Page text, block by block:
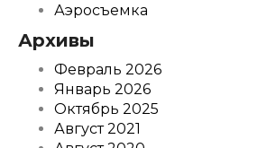
Аэросъемка
Архивы
Февраль 2026
Январь 2026
Октябрь 2025
Август 2021